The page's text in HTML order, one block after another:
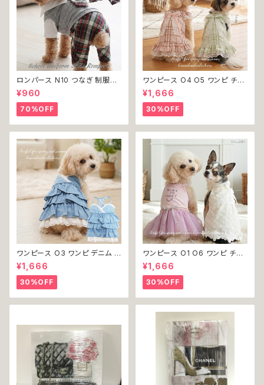
ロンパース N10 つなぎ 制服風
チェック柄 グレー 灰色 コスチュ
ーム コスプレ ドッグウェア dog
犬 猫 ペット 服 犬服 洋服 オシ
ャレ かわいい 小型犬 返品交換
不可
¥960
70%OFF
ワンピース O4 O5 ワンピ チェ
ック プリーツ レース 女の子 犬
犬服 小型 猫 服 洋服 ペット do
g ドッグウェア おしゃれ かわい
い 返品交換不可
¥1,666
30%OFF
ワンピース O3 ワンピ デニム プ
リーツ レース 女の子 犬 犬服
小型 猫 服 洋服 ペット dog ド
ッグウェア おしゃれ かわいい 返
品交換不可
¥1,666
30%OFF
ワンピース O1 O6 ワンピ チュ
ール レース 花 フラワー 女の子
犬 犬服 小型 猫 服 洋服 ペット
dog ドッグウェア おしゃれ かわ
いい 返品交換不可
¥1,666
30%OFF